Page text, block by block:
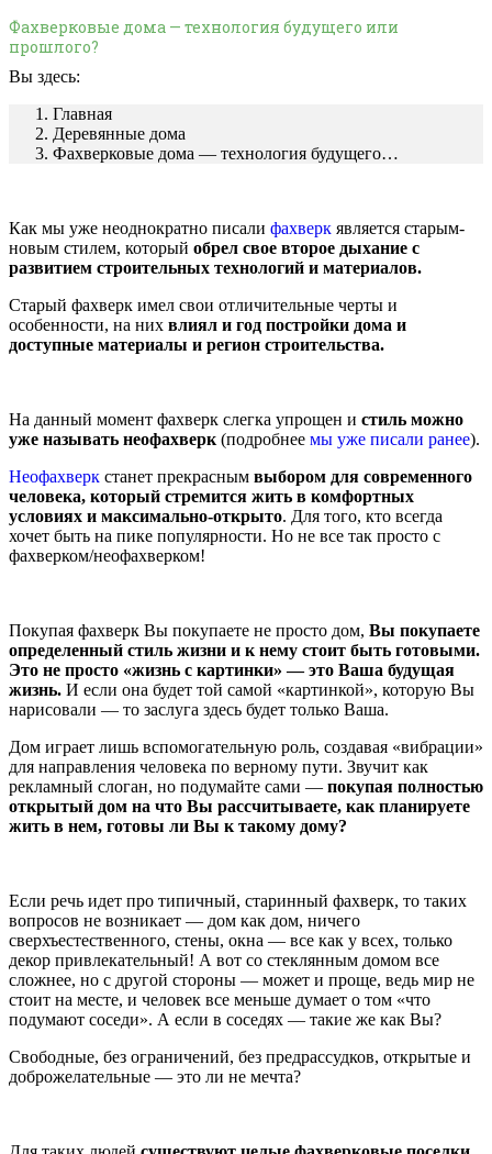
Фахверковые дома — технология будущего или
прошлого?
Вы здесь:
Главная
Деревянные дома
Фахверковые дома — технология будущего…
Как мы уже неоднократно писали фахверк является старым-
новым стилем, который обрел свое второе дыхание с
развитием строительных технологий и материалов.
Старый фахверк имел свои отличительные черты и
особенности, на них влиял и год постройки дома и
доступные материалы и регион строительства.
На данный момент фахверк слегка упрощен и стиль можно
уже называть неофахверк (подробнее мы уже писали ранее).
Неофахверк станет прекрасным выбором для современного
человека, который стремится жить в комфортных
условиях и максимально-открыто. Для того, кто всегда
хочет быть на пике популярности. Но не все так просто с
фахверком/неофахверком!
Покупая фахверк Вы покупаете не просто дом, Вы покупаете
определенный стиль жизни и к нему стоит быть готовыми.
Это не просто «жизнь с картинки» — это Ваша будущая
жизнь. И если она будет той самой «картинкой», которую Вы
нарисовали — то заслуга здесь будет только Ваша.
Дом играет лишь вспомогательную роль, создавая «вибрации»
для направления человека по верному пути. Звучит как
рекламный слоган, но подумайте сами — покупая полностью
открытый дом на что Вы рассчитываете, как планируете
жить в нем, готовы ли Вы к такому дому?
Если речь идет про типичный, старинный фахверк, то таких
вопросов не возникает — дом как дом, ничего
сверхъестественного, стены, окна — все как у всех, только
декор привлекательный! А вот со стеклянным домом все
сложнее, но с другой стороны — может и проще, ведь мир не
стоит на месте, и человек все меньше думает о том «что
подумают соседи». А если в соседях — такие же как Вы?
Свободные, без ограничений, без предрассудков, открытые и
доброжелательные — это ли не мечта?